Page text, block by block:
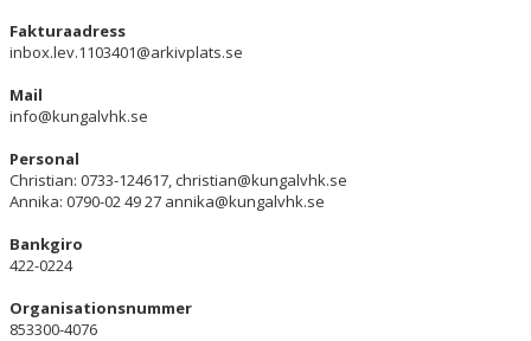
STÖTTA KHK
DOKUMENT
Fakturaadress
inbox.lev.1103401@arkivplats.se
Mail
info@kungalvhk.se
Personal
Christian: 0733-124617, christian@kungalvhk.se
Annika: 0790-02 49 27 annika@kungalvhk.se
Bankgiro
422-0224
Organisationsnummer
853300-4076